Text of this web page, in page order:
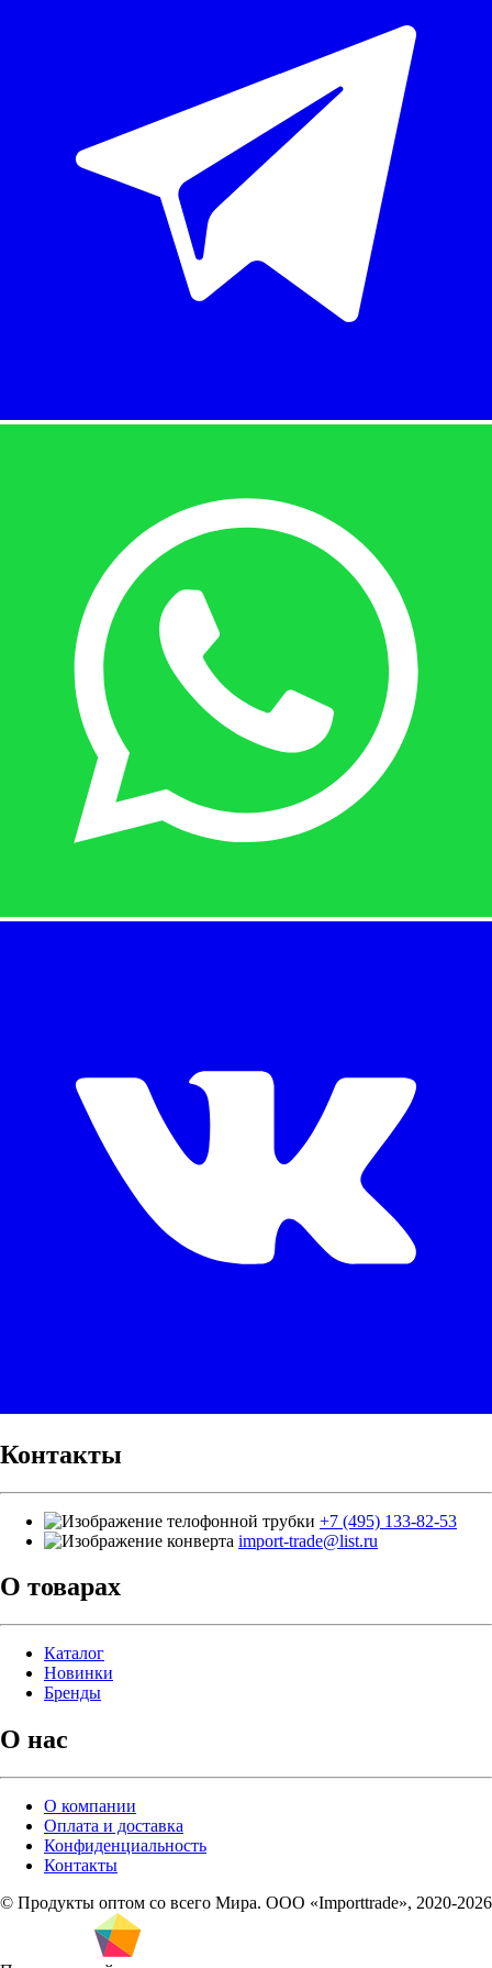
Контакты
+7 (495) 133-82-53
import-trade@list.ru
О товарах
Каталог
Новинки
Бренды
О нас
О компании
Оплата и доставка
Конфиденциальность
Контакты
© Продукты оптом со всего Мира. ООО «Importtrade», 2020-2026